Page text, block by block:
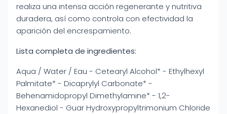
realiza una intensa acción regenerante y nutritiva
duradera, así como controla con efectividad la
aparición del encrespamiento.
Lista completa de ingredientes:
Aqua / Water / Eau - Cetearyl Alcohol* - Ethylhexyl
Palmitate* - Dicaprylyl Carbonate* -
Behenamidopropyl Dimethylamine* - 1,2-
Hexanediol - Guar Hydroxypropyltrimonium Chloride